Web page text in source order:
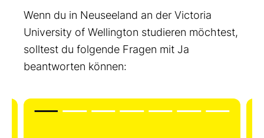
Wenn du in Neuseeland an der Victoria
University of Wellington studieren möchtest,
solltest du folgende Fragen mit Ja
beantworten können: